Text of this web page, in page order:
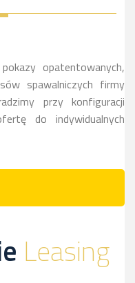
opatentowanych,
spawalniczych firmy
przy konfiguracji
do indywidualnych
Leasing